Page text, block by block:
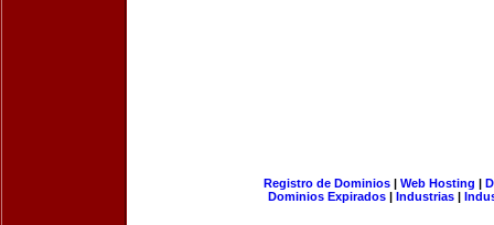
Registro de Dominios| Web Hosting |
Dominios Expirados | Industrias |